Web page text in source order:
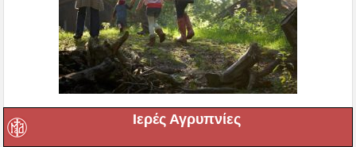
Ιερές Αγρυπνίες